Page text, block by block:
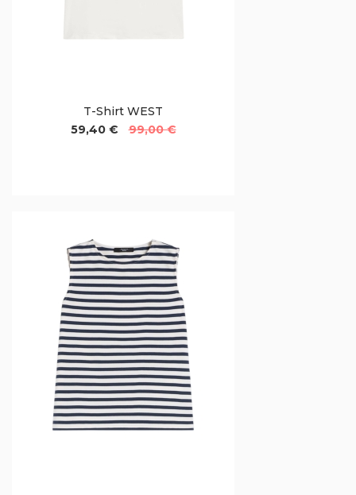
T-Shirt WEST
59,40 €
99,00 €